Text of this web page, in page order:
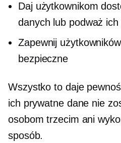
Daj użytkownikom
danych lub podważ ich
Zapewnij
bezpieczne
Wszystko to daje
ich prywatne dane nie
osobom trzecim ani
sposób.